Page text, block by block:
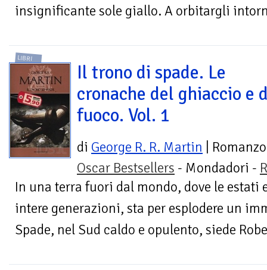
insignificante sole giallo. A orbitargli
LIBRI
Il trono di spade. Le
cronache del ghiaccio e
fuoco. Vol. 1
di George R. R. Martin | Romanzo
Oscar Bestsellers - Mondadori -
In una terra fuori dal mondo, dove le estati
intere generazioni, sta per esplodere un
Spade, nel Sud caldo e opulento, siede